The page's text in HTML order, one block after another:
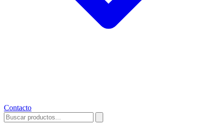
Contacto